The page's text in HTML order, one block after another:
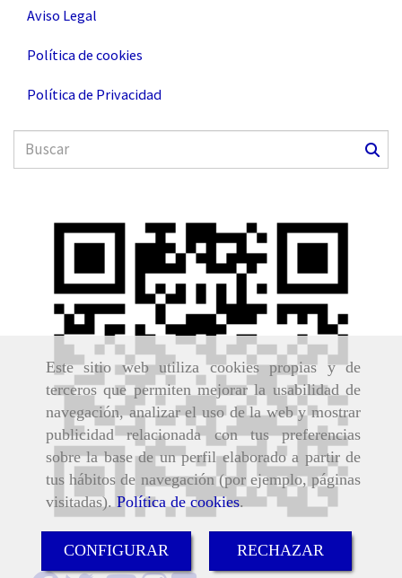
Este sitio web utiliza cookies propias y de
terceros que permiten mejorar la usabilidad de
navegación, analizar el uso de la web y mostrar
publicidad relacionada con tus preferencias
sobre la base de un perfil elaborado a partir de
tus hábitos de navegación (por ejemplo, páginas
visitadas). Política de cookies.
CONFIGURAR RECHAZAR
Aviso Legal
Política de cookies
Política de Privacidad